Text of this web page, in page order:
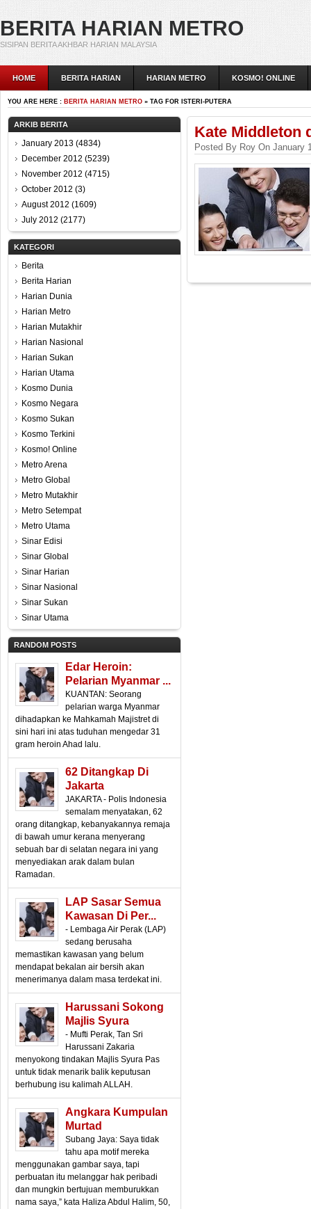
BERITA HARIAN METRO
SISIPAN BERITA AKHBAR HARIAN MALAYSIA
HOME BERITA HARIAN HARIAN METRO KOSMO! ONLINE
YOU ARE HERE : BERITA HARIAN METRO » TAG FOR ISTERI-PUTERA
ARKIB BERITA
January 2013 (4834)
December 2012 (5239)
November 2012 (4715)
October 2012 (3)
August 2012 (1609)
July 2012 (2177)
KATEGORI
Berita
Berita Harian
Harian Dunia
Harian Metro
Harian Mutakhir
Harian Nasional
Harian Sukan
Harian Utama
Kosmo Dunia
Kosmo Negara
Kosmo Sukan
Kosmo Terkini
Kosmo! Online
Metro Arena
Metro Global
Metro Mutakhir
Metro Setempat
Metro Utama
Sinar Edisi
Sinar Global
Sinar Harian
Sinar Nasional
Sinar Sukan
Sinar Utama
RANDOM POSTS
Edar Heroin:
Pelarian Myanmar ...
KUANTAN: Seorang
pelarian warga Myanmar
dihadapkan ke Mahkamah Majistret di
sini hari ini atas tuduhan mengedar 31
gram heroin Ahad lalu.
62 Ditangkap Di
Jakarta
JAKARTA - Polis Indonesia
semalam menyatakan, 62
orang ditangkap, kebanyakannya remaja
di bawah umur kerana menyerang
sebuah bar di selatan negara ini yang
menyediakan arak dalam bulan
Ramadan.
LAP Sasar Semua
Kawasan Di Per...
- Lembaga Air Perak (LAP)
sedang berusaha
memastikan kawasan yang belum
mendapat bekalan air bersih akan
menerimanya dalam masa terdekat ini.
Harussani Sokong
Majlis Syura
- Mufti Perak, Tan Sri
Harussani Zakaria
menyokong tindakan Majlis Syura Pas
untuk tidak menarik balik keputusan
berhubung isu kalimah ALLAH.
Angkara Kumpulan
Murtad
Subang Jaya: Saya tidak
tahu apa motif mereka
menggunakan gambar saya, tapi
perbuatan itu melanggar hak peribadi
dan mungkin bertujuan memburukkan
nama saya,” kata Haliza Abdul Halim, 50,
Kate Middleton
Posted By Roy On January